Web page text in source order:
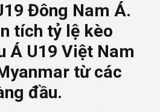
Đông Nam Á.
tích tỷ lệ kèo
Á U19 Việt Nam
từ các
đầu.